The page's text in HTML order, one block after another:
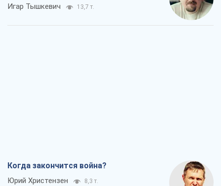
Игар Тышкевич 13,7 т.
Когда закончится война?
Юрий Христензен 8,3 т.